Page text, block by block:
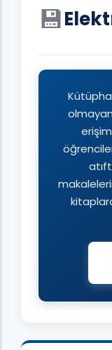
💾